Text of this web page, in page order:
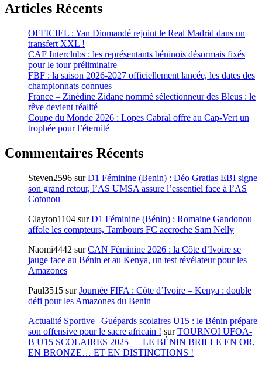
Articles Récents
OFFICIEL : Yan Diomandé rejoint le Real Madrid dans un
transfert XXL !
CAF Interclubs : les représentants béninois désormais fixés
pour le tour préliminaire
FBF : la saison 2026-2027 officiellement lancée, les dates des
championnats connues
France – Zinédine Zidane nommé sélectionneur des Bleus : le
rêve devient réalité
Coupe du Monde 2026 : Lopes Cabral offre au Cap-Vert un
trophée pour l’éternité
Commentaires Récents
Steven2596 surD1 Féminine (Benin) : Déo Gratias EBI signe
son grand retour, l’AS UMSA assure l’essentiel face à l’AS
Cotonou
Clayton1104 surD1 Féminine (Bénin) : Romaine Gandonou
affole les compteurs, Tambours FC accroche Sam Nelly
Naomi4442 surCAN Féminine 2026 : la Côte d’Ivoire se
jauge face au Bénin et au Kenya, un test révélateur pour les
Amazones
Paul3515 surJournée FIFA : Côte d’Ivoire – Kenya : double
défi pour les Amazones du Benin
Actualité Sportive | Guépards scolaires U15 : le Bénin prépare
son offensive pour le sacre africain ! surTOURNOI UFOA-
B U15 SCOLAIRES 2025 — LE BÉNIN BRILLE EN OR,
EN BRONZE… ET EN DISTINCTIONS !